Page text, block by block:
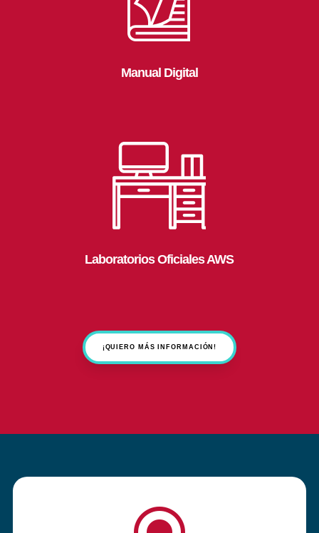
Manual Digital
Laboratorios Oficiales AWS
¡QUIERO MÁS INFORMACIÓN!